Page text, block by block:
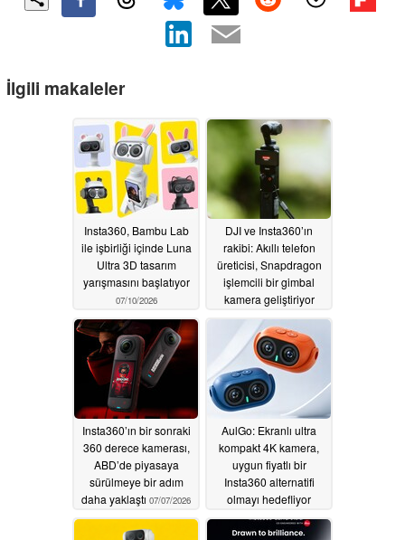
İlgili makaleler
Insta360, Bambu Lab
ile işbirliği içinde Luna
Ultra 3D tasarım
yarışmasını başlatıyor
07/10/2026
DJI ve Insta360’ın
rakibi: Akıllı telefon
üreticisi, Snapdragon
işlemcili bir gimbal
kamera geliştiriyor
07/09/2026
Insta360’ın bir sonraki
360 derece kamerası,
ABD’de piyasaya
sürülmeye bir adım
daha yaklaştı 07/07/2026
AulGo: Ekranlı ultra
kompakt 4K kamera,
uygun fiyatlı bir
Insta360 alternatifi
olmayı hedefliyor
06/28/2026